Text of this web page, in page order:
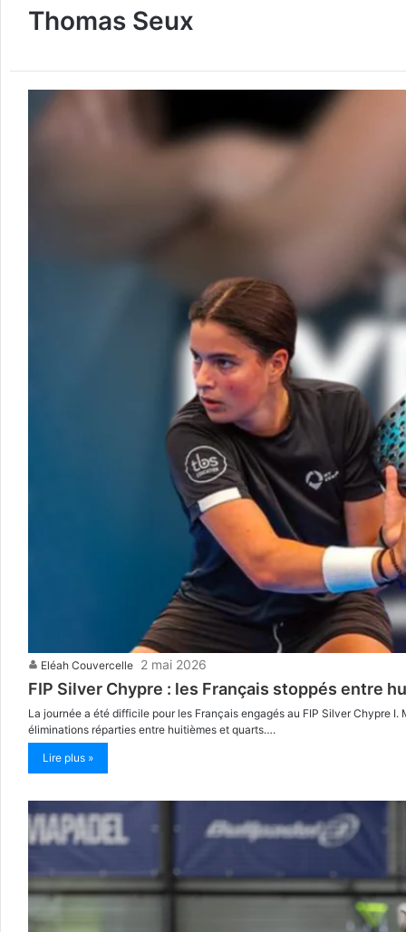
Thomas Seux
Eléah Couvercelle 2 mai 2026
FIP Silver Chypre : les Français stoppés entre
La journée a été difficile pour les Français engagés au FIP Silver Chypre
éliminations réparties entre huitièmes et quarts….
Lire plus »